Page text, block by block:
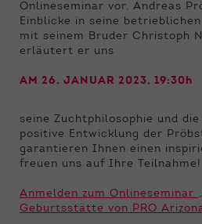
Onlineseminar vor. Andreas
Einblicke in seine
mit seinem Bruder Christoph
erläutert er uns
AM 26. JANUAR 2023, 19:30 h
seine Zuchtphilosophie und
positive Entwicklung der
garantieren Ihnen einen
freuen uns auf Ihre Teilnahme!
Anmelden zum Onlineseminar
Geburtsstätte von PRO
Laufzeit 1 Jahr
Zweck Cookie
Externe Inhalte
Wir verwenden auf unserer
anzubieten.